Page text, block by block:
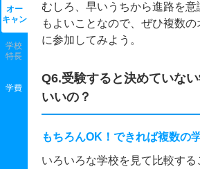
オー
キャン
学校
特長
学費
むしろ、早いうちから進路を
もよいことなので、ぜひ複数
に参加してみよう。
Q6.受験すると決めていな
いいの？
もちろんOK！できれば複数の
いろいろな学校を見て比較す